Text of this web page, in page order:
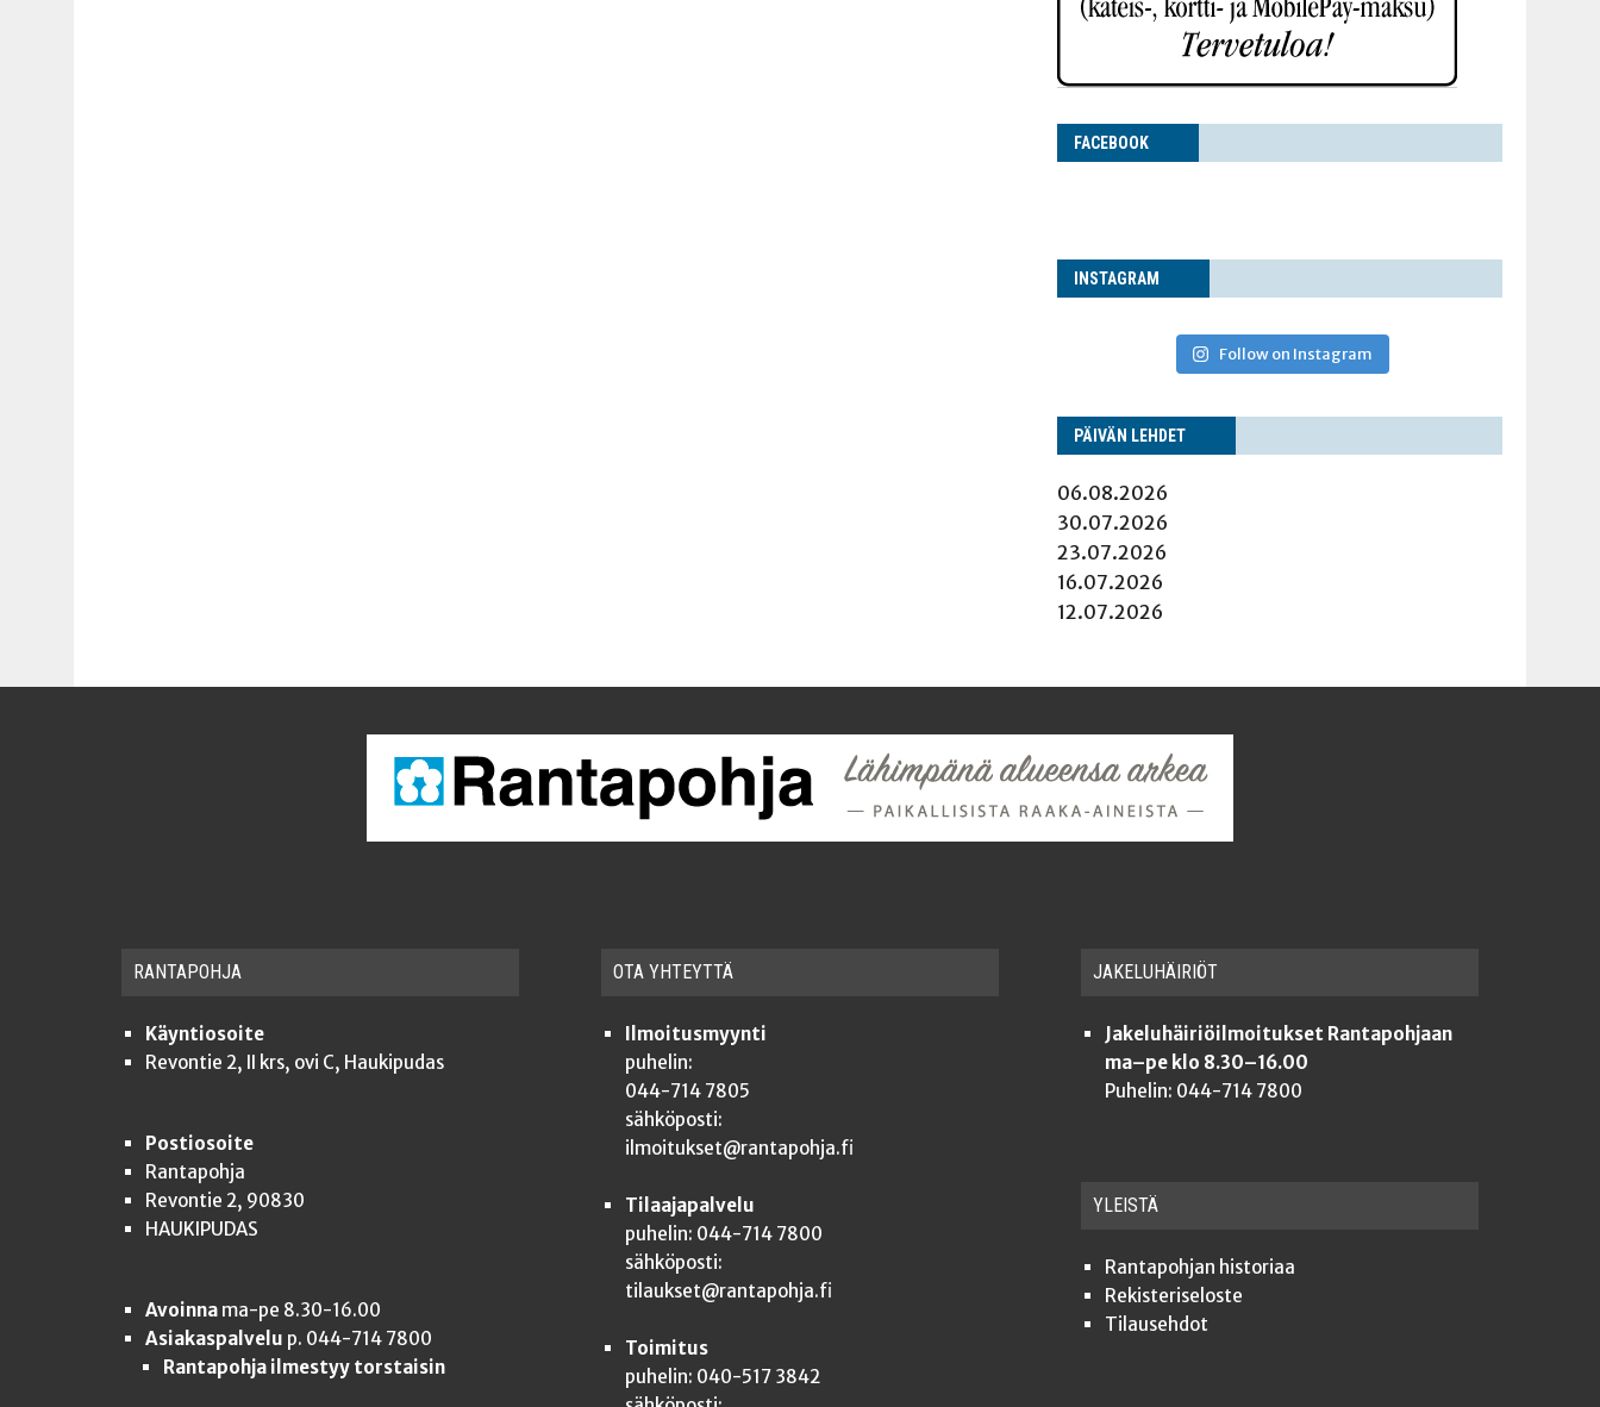
FACE­BOOK
INS­TA­GRAM
Follow on Instagram
PÄI­VÄN LEHDET
06.08.2026
30.07.2026
23.07.2026
16.07.2026
12.07.2026
RAN­TA­POH­JA
Käyntiosoite
Revontie 2, II krs, ovi C, Haukipudas
Postiosoite
Rantapohja
Revontie 2, 90830
HAUKIPUDAS
Avoinna ma-pe 8.30-16.00
Asiakaspalvelu p. 044-714 7800
Rantapohja ilmestyy torstaisin
OTA YHTEYT­TÄ
Ilmoitusmyynti
puhelin:
044-714 7805
sähköposti:
ilmoitukset@rantapohja.fi
Tilaajapalvelu
puhelin: 044-714 7800
sähköposti:
tilaukset@rantapohja.fi
Toimitus
puhelin: 040-517 3842
JAKE­LU­HÄI­RIÖT
Jakeluhäiriöilmoitukset Rantapohjaan
ma–pe klo 8.30–16.00
Puhelin: 044-714 7800
YLEISTÄ
Ran­ta­poh­jan historiaa
Rekis­te­ri­se­los­te
Tilauseh­dot